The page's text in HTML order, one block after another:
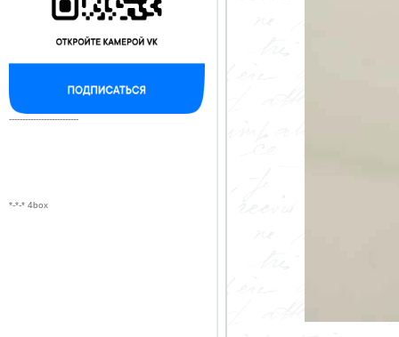
--------------------------
*-*-* 4box